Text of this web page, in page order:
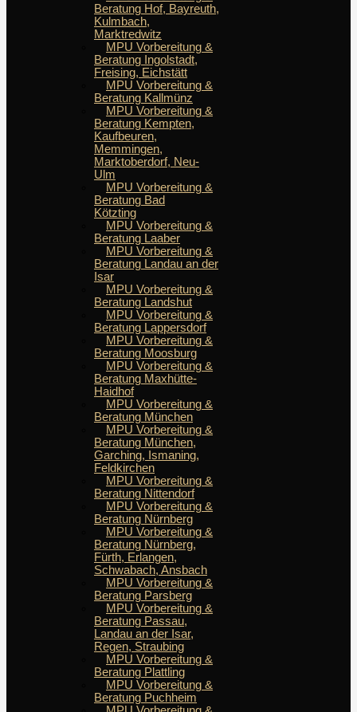
Beratung Hof, Bayreuth,
Kulmbach,
Marktredwitz
MPU Vorbereitung &
Beratung Ingolstadt,
Freising, Eichstätt
MPU Vorbereitung &
Beratung Kallmünz
MPU Vorbereitung &
Beratung Kempten,
Kaufbeuren,
Memmingen,
Marktoberdorf, Neu-
Ulm
MPU Vorbereitung &
Beratung Bad
Kötzting
MPU Vorbereitung &
Beratung Laaber
MPU Vorbereitung &
Beratung Landau an der
Isar
MPU Vorbereitung &
Beratung Landshut
MPU Vorbereitung &
Beratung Lappersdorf
MPU Vorbereitung &
Beratung Moosburg
MPU Vorbereitung &
Beratung Maxhütte-
Haidhof
MPU Vorbereitung &
Beratung München
MPU Vorbereitung &
Beratung München,
Garching, Ismaning,
Feldkirchen
MPU Vorbereitung &
Beratung Nittendorf
MPU Vorbereitung &
Beratung Nürnberg
MPU Vorbereitung &
Beratung Nürnberg,
Fürth, Erlangen,
Schwabach, Ansbach
MPU Vorbereitung &
Beratung Parsberg
MPU Vorbereitung &
Beratung Passau,
Landau an der Isar,
Regen, Straubing
MPU Vorbereitung &
Beratung Plattling
MPU Vorbereitung &
Beratung Puchheim